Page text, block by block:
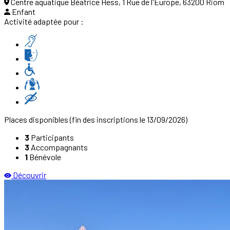
Enfant
Activité adaptée pour :
Places disponibles(fin des inscriptions le 13/09/2026)
3 Participants
3 Accompagnants
1 Bénévole
Découvrir